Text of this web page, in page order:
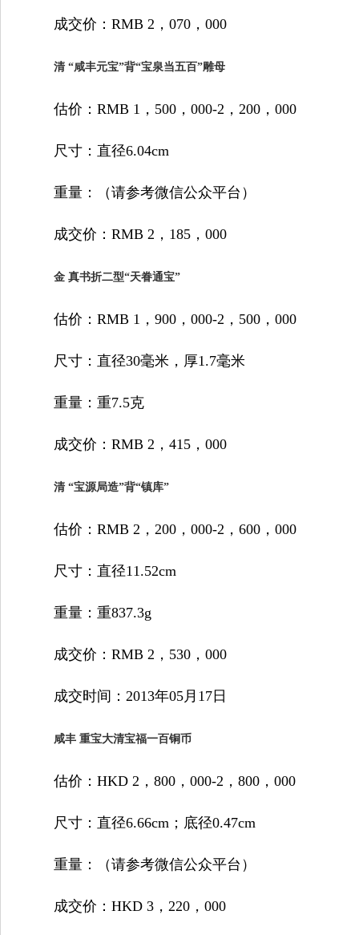
成交价：RMB 2，070，000
清 “咸丰元宝”背“宝泉当五百”雕母
估价：RMB 1，500，000-2，200，000
尺寸：直径6.04cm
重量：（请参考微信公众平台）
成交价：RMB 2，185，000
金 真书折二型“天眷通宝”
估价：RMB 1，900，000-2，500，000
尺寸：直径30毫米，厚1.7毫米
重量：重7.5克
成交价：RMB 2，415，000
清 “宝源局造”背“镇库”
估价：RMB 2，200，000-2，600，000
尺寸：直径11.52cm
重量：重837.3g
成交价：RMB 2，530，000
成交时间：2013年05月17日
咸丰 重宝大清宝福一百铜币
估价：HKD 2，800，000-2，800，000
尺寸：直径6.66cm；底径0.47cm
重量：（请参考微信公众平台）
成交价：HKD 3，220，000